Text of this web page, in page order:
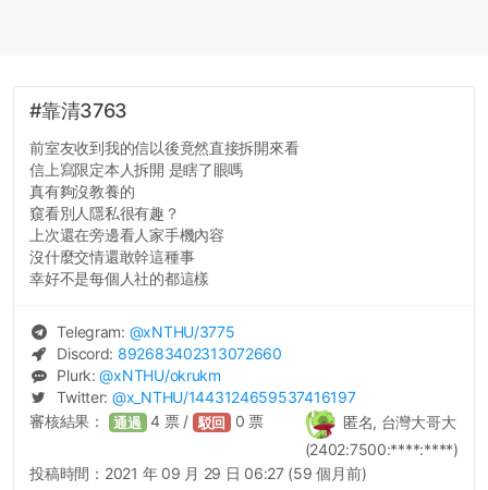
#靠清3763
前室友收到我的信以後竟然直接拆開來看
信上寫限定本人拆開 是瞎了眼嗎
真有夠沒教養的
窺看別人隱私很有趣？
上次還在旁邊看人家手機內容
沒什麼交情還敢幹這種事
幸好不是每個人社的都這樣
Telegram: @xNTHU/3775
Discord: 892683402313072660
Plurk:@xNTHU/okrukm
Twitter: @x_NTHU/1443124659537416197
匿名, 台灣大哥大
(2402:7500:****:****)
審核結果： 通過 4 票 / 駁回 0 票
投稿時間： 2021 年 09 月 29 日 06:27 (59 個月前)